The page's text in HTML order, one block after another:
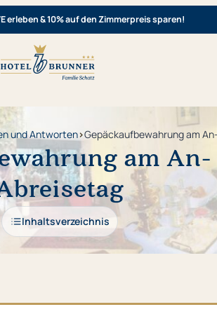
erleben & 10% auf den Zimmerpreis sparen!
und Antworten›Gepäckaufbewahrung am
am
Inhaltsverzeichnis